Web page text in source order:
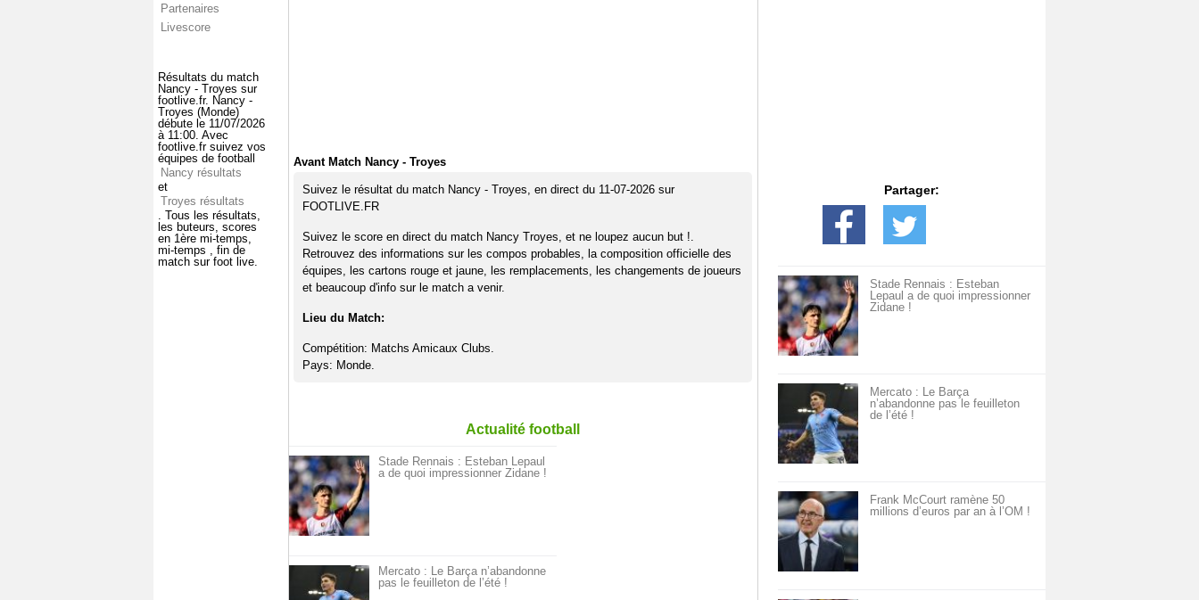
Partenaires
Livescore
Résultats du match
Nancy - Troyes sur
footlive.fr. Nancy -
Troyes (Monde)
débute le 11/07/2026
à 11:00. Avec
footlive.fr suivez vos
équipes de football
Nancy résultats
et
Troyes résultats
. Tous les résultats,
les buteurs, scores
en 1ère mi-temps,
mi-temps , fin de
match sur foot live.
Avant Match Nancy - Troyes
Suivez le résultat du match Nancy - Troyes, en direct du 11-07-2026 sur
FOOTLIVE.FR
Suivez le score en direct du match Nancy Troyes, et ne loupez aucun but !.
Retrouvez des informations sur les compos probables, la composition officielle des
équipes, les cartons rouge et jaune, les remplacements, les changements de joueurs
et beaucoup d'info sur le match a venir.
Lieu du Match:
Compétition: Matchs Amicaux Clubs.
Pays: Monde.
Actualité football
Stade Rennais : Esteban Lepaul
a de quoi impressionner Zidane !
Mercato : Le Barça n’abandonne
pas le feuilleton de l’été !
Partager:
Stade Rennais : Esteban
Lepaul a de quoi impressionner
Zidane !
Mercato : Le Barça
n’abandonne pas le feuilleton
de l’été !
Frank McCourt ramène 50
millions d’euros par an à l’OM !